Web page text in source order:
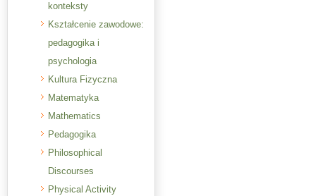
konteksty
Kształcenie zawodowe:
pedagogika i
psychologia
Kultura Fizyczna
Matematyka
Mathematics
Pedagogika
Philosophical
Discourses
Physical Activity